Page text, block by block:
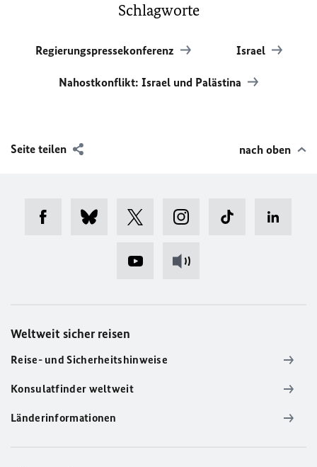
Schlagworte
Regierungspressekonferenz Israel
Nahostkonflikt: Israel und Palästina
Seite teilen nach oben
Weltweit sicher reisen
Reise- und Sicherheitshinweise
Konsulatfinder weltweit
Länderinformationen